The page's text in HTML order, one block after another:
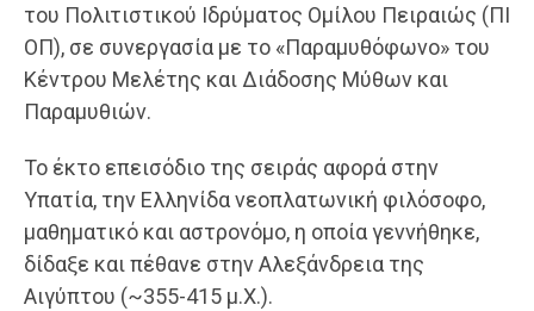
του Πολιτιστικού Ιδρύματος Ομίλου Πειραιώς (ΠΙ
ΟΠ), σε συνεργασία με το «Παραμυθόφωνο» του
Κέντρου Μελέτης και Διάδοσης Μύθων και
Παραμυθιών.
Το έκτο επεισόδιο της σειράς αφορά στην
Υπατία, την Ελληνίδα νεοπλατωνική φιλόσοφο,
μαθηματικό και αστρονόμο, η οποία γεννήθηκε,
δίδαξε και πέθανε στην Αλεξάνδρεια της
Αιγύπτου (~355-415 μ.Χ.).